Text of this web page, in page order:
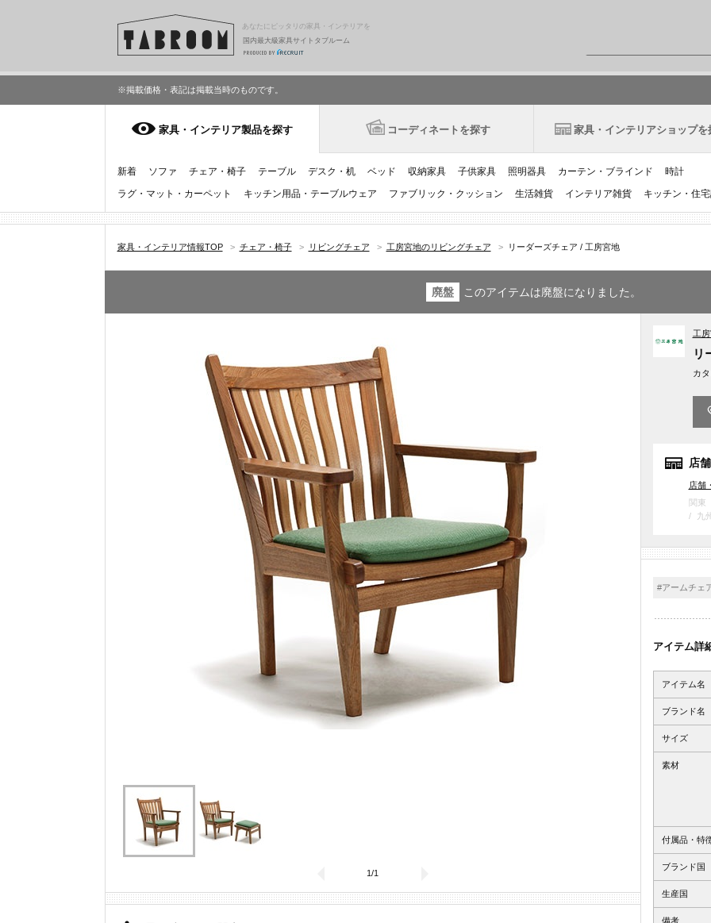
あなたにピッタリの家具・インテリアを
国内最大級家具サイトタブルーム
※掲載価格・表記は掲載当時のものです。
家具・インテリア製品を探す コーディネートを探す 家具・インテリアショップを
新着 ソファ チェア・椅子 テーブル デスク・机 ベッド 収納家具 子供家具 照明器具 カーテン・ブラインド
時計
ラグ・マット・カーペット
キッチン用品・テーブルウェア ファブリック・クッション 生活雑貨 インテリア雑貨 キッチン・住
家具・インテリア情報TOP > チェア・椅子 > リビングチェア > 工房宮地のリビングチェア > リーダーズチェア / 工房宮地
廃盤 このアイテムは廃盤になりました。
1/1
工
リ
カ
店
店舗
関東
九
#アームチェ
アイテム詳
アイテム名
ブランド名
サイズ
素材
付属品・特
ブランド国
生産国
備考